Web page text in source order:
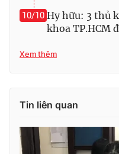
10/10 Hy hữu: 3 thủ
khoa TP.HCM
Xem thêm
Tin liên quan